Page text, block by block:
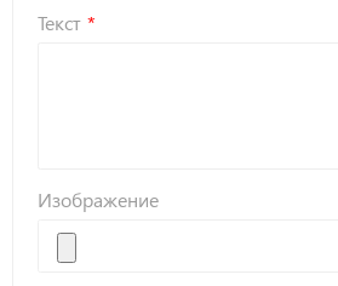
Текст
Изображение